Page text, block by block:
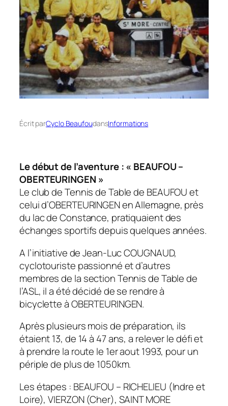
Écrit parCyclo BeaufoudansInformations
Le début de l’aventure : « BEAUFOU –
OBERTEURINGEN »
Le club de Tennis de Table de BEAUFOU et
celui d’OBERTEURINGEN en Allemagne, près
du lac de Constance, pratiquaient des
échanges sportifs depuis quelques années.
A l’initiative de Jean-Luc COUGNAUD,
cyclotouriste passionné et d’autres
membres de la section Tennis de Table de
l’ASL, il a été décidé de se rendre à
bicyclette à OBERTEURINGEN.
Après plusieurs mois de préparation, ils
étaient 13, de 14 à 47 ans, a relever le défi et
à prendre la route le 1er aout 1993, pour un
périple de plus de 1050km.
Les étapes : BEAUFOU – RICHELIEU (Indre et
Loire), VIERZON (Cher), SAINT MORE